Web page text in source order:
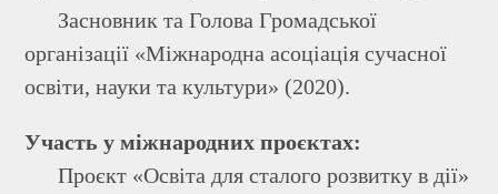
Засновник та Голова Громадської
організації «Міжнародна асоціація сучасної
освіти, науки та культури» (2020).
Участь у міжнародних проєктах:
Проєкт «Освіта для сталого розвитку в дії»